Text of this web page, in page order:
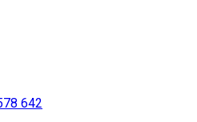
642